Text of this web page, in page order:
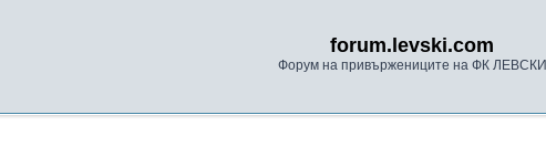
forum.levski.com
Форум на привържениците на ФК ЛЕВСКИ